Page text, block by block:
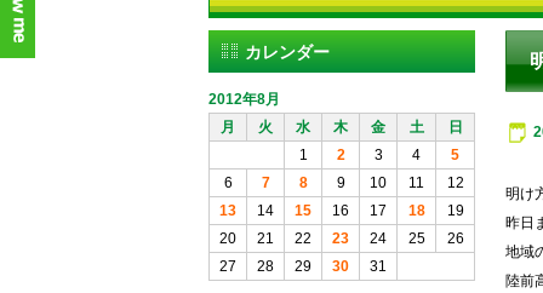
明け
昨日
地域
陸前
カレンダー
2012年8月
月
火 水 木 金 土
日
1
2 3 4
5
6
7 8 9 10 11
12
13
14 15 16 17 18
19
20
21 22 23 24 25
26
27
28 29 30 31